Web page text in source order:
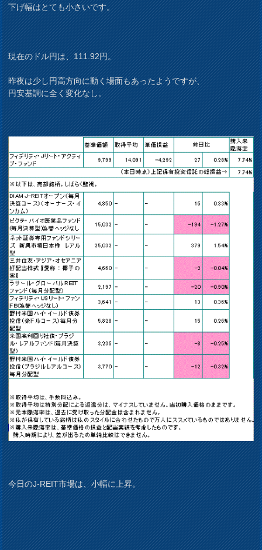
下げ幅はとても小さいです。
現在のドル円は、111.92円。
昨夜は少し円高方向に動く場面もあったようですが、
円安基調に全く変化なし。
今日のJ-REIT市場は、小幅に上昇。